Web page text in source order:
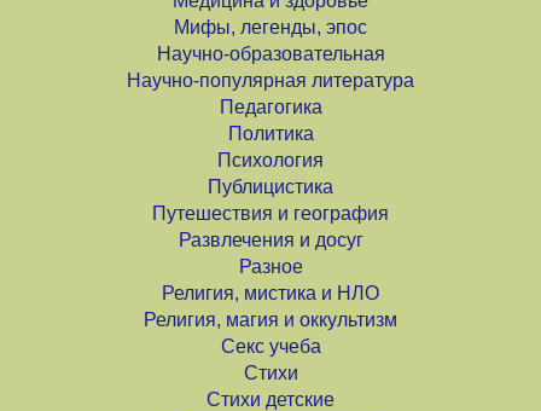
Мифы, легенды, эпос
Научно-образовательная
Научно-популярная литература
Педагогика
Политика
Психология
Публицистика
Путешествия и география
Развлечения и досуг
Разное
Религия, мистика и НЛО
Религия, магия и оккультизм
Секс учеба
Стихи
Стихи детские